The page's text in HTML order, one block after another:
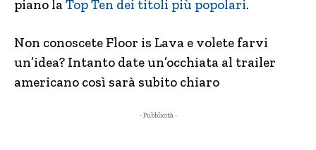
piano laTop Ten dei titoli più popolari.
Non conoscete Floor is Lava e volete farvi
un’idea? Intanto date un’occhiata al trailer
americano così sarà subito chiaro
- Pubblicità -